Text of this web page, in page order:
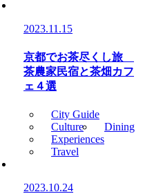
2023.11.15
京都でお茶尽くし旅
茶農家民宿と茶畑カフ
ェ４選
City Guide
Culture
Dining
Experiences
Travel
2023.10.24